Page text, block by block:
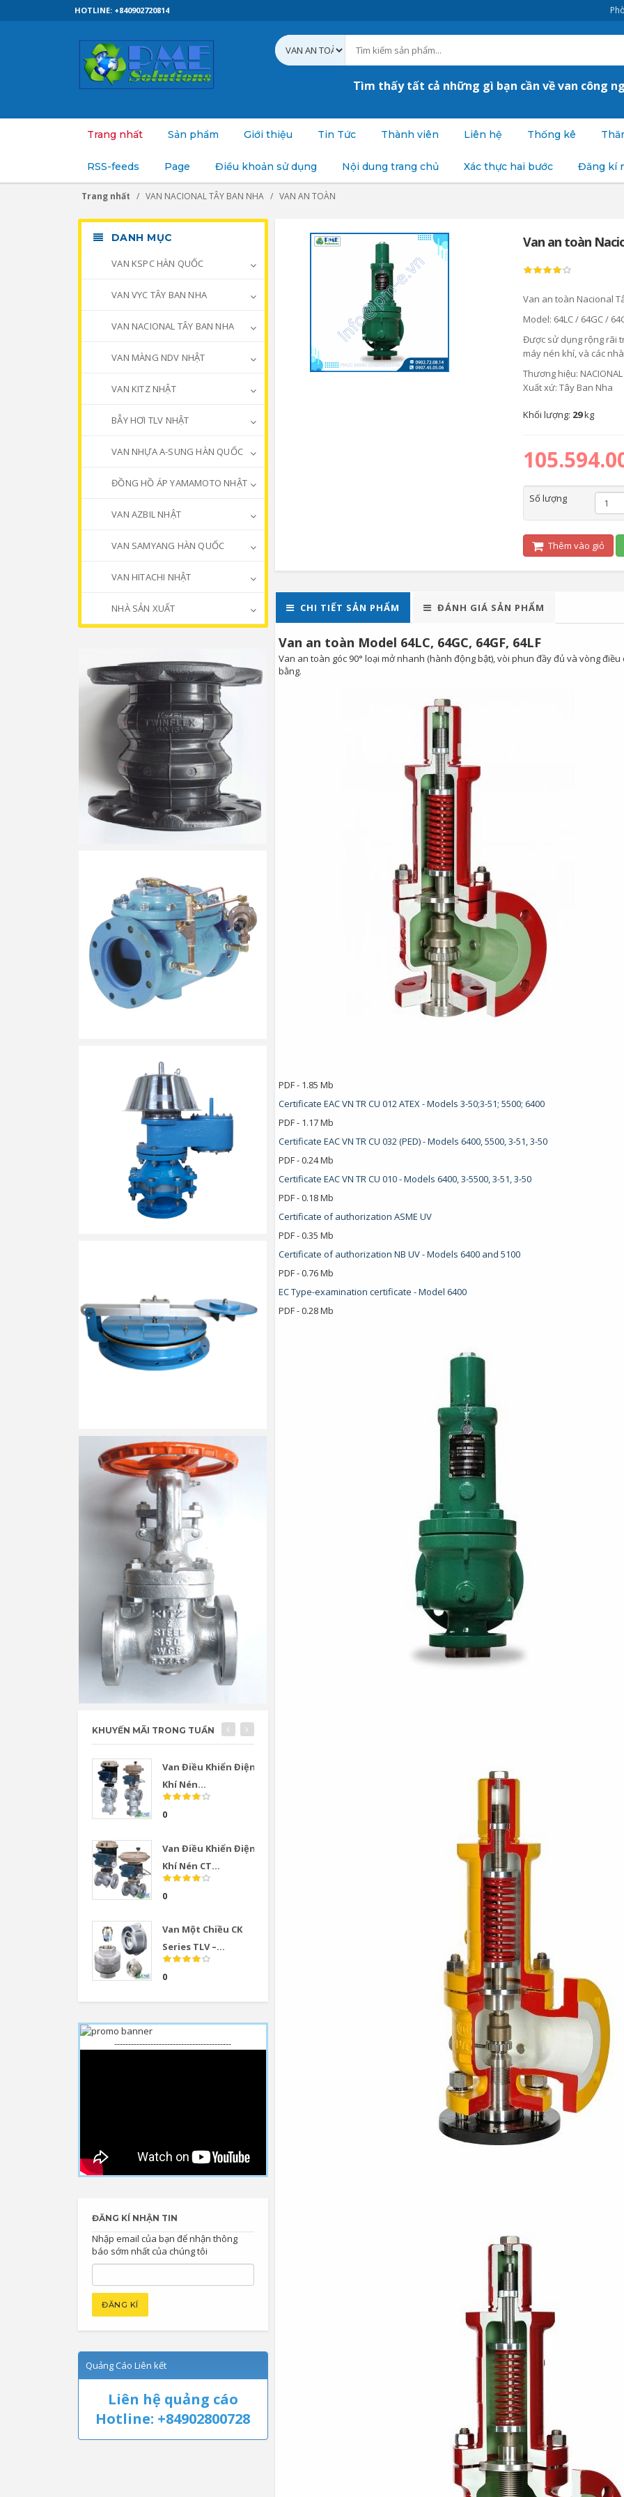
HOTLINE: +840902720814
Tìm thấy tất cả những gì bạn cần về van công
Trang nhất Sản phẩm Giới thiệu Tin Tức Thành viên Liên hệ Thống kê
RSS-feeds Page Điều khoản sử dụng Nội dung trang chủ Xác thực hai bước Đăng kí
Trang nhất VAN NACIONAL TÂY BAN NHA VAN AN TOÀN
Van an toàn
Van an toàn Nacional
Model: 64LC / 64GC /
Được sử dụng rộng rãi
máy nén khí, và các
Thương hiệu: NACIONAL
Xuất xứ: Tây Ban Nha
Khối lượng: 29kg
Số lượng
Thêm vào giỏ
CHI TIẾT SẢN PHẨM ĐÁNH GIÁ SẢN PHẨM
Van an toàn Model 64LC, 64GC, 64GF, 64LF
Van an toàn góc 90° loại mở nhanh (hành động bật), vòi phun đầy đủ và vòng
bằng.
PDF - 1.85 Mb
Certificate EAC VN TR CU 012 ATEX - Models 3-50;3-51; 5500; 6400
PDF - 1.17 Mb
Certificate EAC VN TR CU 032 (PED) - Models 6400, 5500, 3-51, 3-50
PDF - 0.24 Mb
Certificate EAC VN TR CU 010 - Models 6400, 3-5500, 3-51, 3-50
PDF - 0.18 Mb
Certificate of authorization ASME UV
PDF - 0.35 Mb
Certificate of authorization NB UV - Models 6400 and 5100
PDF - 0.76 Mb
EC Type-examination certificate - Model 6400
PDF - 0.28 Mb
DANH MỤC
VAN KSPC HÀN QUỐC
VAN VYC TÂY BAN NHA
VAN NACIONAL TÂY BAN NHA
VAN MÀNG NDV NHẬT
VAN KITZ NHẬT
BẪY HƠI TLV NHẬT
VAN NHỰA A-SUNG HÀN QUỐC
ĐỒNG HỒ ÁP YAMAMOTO NHẬT
VAN AZBIL NHẬT
VAN SAMYANG HÀN QUỐC
VAN HITACHI NHẬT
NHÀ SẢN XUẤT
KHUYẾN MÃI TRONG TUẦN
Van Điều Khiển Điện
Khí Nén...
0
Van Điều Khiển Điện
Khí Nén CT...
0
Van Một Chiều CK
Series TLV –...
0
COSR...
0
Van Giảm Áp Hơi TLV
COS Series...
0
Van Xả Bypass TLV
BD800 Chính...
0
------------------------------------------
ĐĂNG KÍ NHẬN TIN
Nhập email của bạn để nhận thông
báo sớm nhất của chúng tôi
Quảng Cáo Liên kết
Liên hệ quảng cáo
Hotline: +84902800728